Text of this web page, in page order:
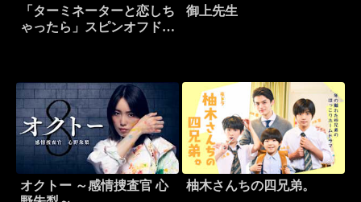
「ターミネーターと恋しち
ゃったら」スピンオフドラ
御上先生
オクトー ～感情捜査官 心
柚木さんちの四兄弟。